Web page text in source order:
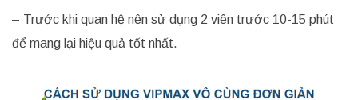
– Trước khi quan hệ nên sử dụng 2 viên trước 10-15 phút
để mang lại hiệu quả tốt nhất.